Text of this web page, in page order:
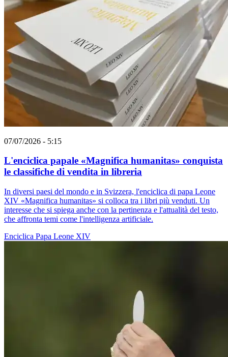
07/07/2026 - 5:15
L'enciclica papale «Magnifica humanitas» conquista
le classifiche di vendita in libreria
In diversi paesi del mondo e in Svizzera, l'enciclica di papa Leone
XIV «Magnifica humanitas» si colloca tra i libri più venduti. Un
interesse che si spiega anche con la pertinenza e l'attualità del testo,
che affronta temi come l'intelligenza artificiale.
Enciclica Papa Leone XIV